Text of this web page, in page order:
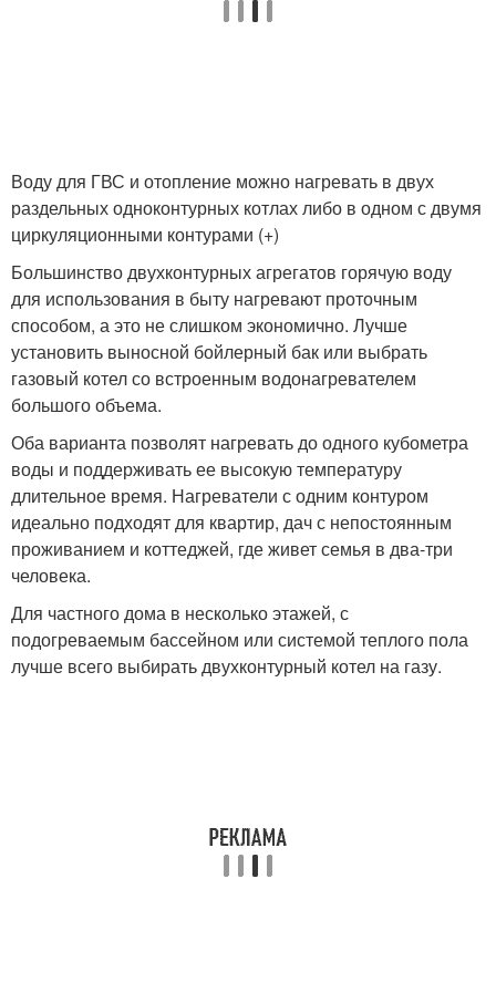
Воду для ГВС и отопление можно нагревать в двух
раздельных одноконтурных котлах либо в одном с двумя
циркуляционными контурами (+)
Большинство двухконтурных агрегатов горячую воду
для использования в быту нагревают проточным
способом, а это не слишком экономично. Лучше
установить выносной бойлерный бак или выбрать
газовый котел со встроенным водонагревателем
большого объема.
Оба варианта позволят нагревать до одного кубометра
воды и поддерживать ее высокую температуру
длительное время. Нагреватели с одним контуром
идеально подходят для квартир, дач с непостоянным
проживанием и коттеджей, где живет семья в два-три
человека.
Для частного дома в несколько этажей, с
подогреваемым бассейном или системой теплого пола
лучше всего выбирать двухконтурный котел на газу.